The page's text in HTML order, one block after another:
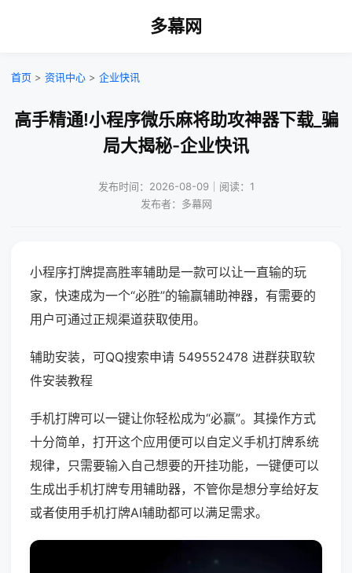
多幕网
首页 > 资讯中心 > 企业快讯
高手精通!小程序微乐麻将助攻神器下载_骗
局大揭秘-企业快讯
发布时间：2026-08-09｜阅读：1
发布者：多幕网
小程序打牌提高胜率辅助是一款可以让一直输的玩
家，快速成为一个“必胜”的输赢辅助神器，有需要的
用户可通过正规渠道获取使用。
辅助安装，可QQ搜索申请 549552478 进群获取软
件安装教程
手机打牌可以一键让你轻松成为“必赢”。其操作方式
十分简单，打开这个应用便可以自定义手机打牌系统
规律，只需要输入自己想要的开挂功能，一键便可以
生成出手机打牌专用辅助器，不管你是想分享给好友
或者使用手机打牌AI辅助都可以满足需求。